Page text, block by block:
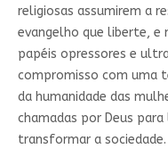
religiosas assumirem a
evangelho que liberte, e
papéis opressores e
compromisso com uma
da humanidade das
chamadas por Deus
transformar a sociedade.